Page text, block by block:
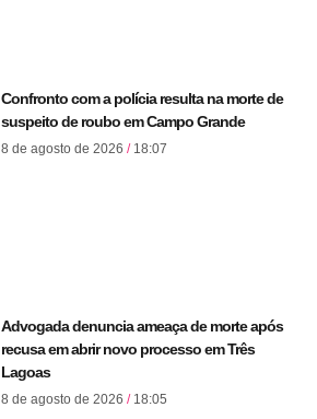
Confronto com a polícia resulta na morte de
suspeito de roubo em Campo Grande
8 de agosto de 2026 18:07
Advogada denuncia ameaça de morte após
recusa em abrir novo processo em Três
Lagoas
8 de agosto de 2026 18:05